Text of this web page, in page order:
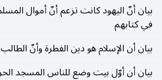
بيان أنّ اليهود كانت تزعم أنّ أموال
في كتابهم
بيان أن الإسلام هو دين الفطرة وأنّ
بيان أن أوّل بيت وضع للناس المسجد